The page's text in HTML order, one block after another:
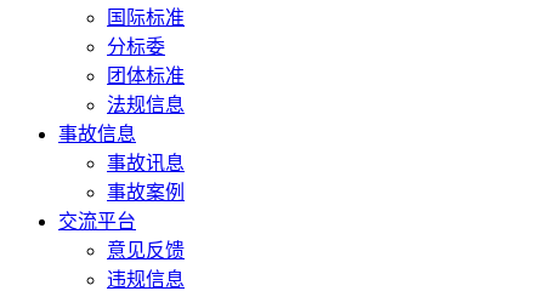
国际标准
分标委
团体标准
法规信息
事故信息
事故讯息
事故案例
交流平台
意见反馈
违规信息